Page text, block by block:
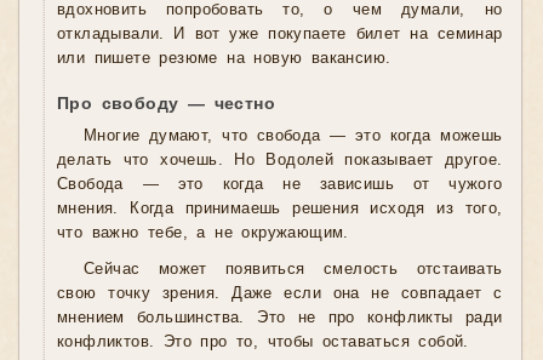
вдохновить попробовать то, о чем думали, но
откладывали. И вот уже покупаете билет на семинар
или пишете резюме на новую вакансию.
Про свободу — честно
Многие думают, что свобода — это когда можешь
делать что хочешь. Но Водолей показывает другое.
Свобода — это когда не зависишь от чужого
мнения. Когда принимаешь решения исходя из того,
что важно тебе, а не окружающим.
Сейчас может появиться смелость отстаивать
свою точку зрения. Даже если она не совпадает с
мнением большинства. Это не про конфликты ради
конфликтов. Это про то, чтобы оставаться собой.